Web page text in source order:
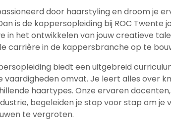
door haarstyling en droom je
is de kappersopleiding bij ROC Twente
in het ontwikkelen van jouw creatieve
carrière in de kappersbranche op te
biedt een uitgebreid
vaardigheden omvat. Je leert alles over
haartypes. Onze ervaren
begeleiden je stap voor stap om je
te vergroten.